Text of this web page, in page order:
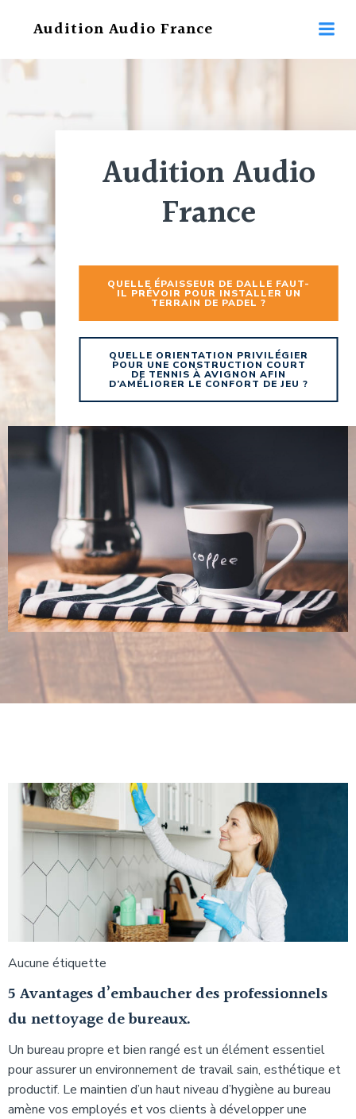
au
Audition Audio France
Audition Audio
France
QUELLE ÉPAISSEUR DE DALLE FAUT-
IL PRÉVOIR POUR INSTALLER UN
TERRAIN DE PADEL ?
QUELLE ORIENTATION PRIVILÉGIER
POUR UNE CONSTRUCTION COURT
DE TENNIS À AVIGNON AFIN
D’AMÉLIORER LE CONFORT DE JEU ?
Aucune étiquette
5 Avantages d’embaucher des professionnels
du nettoyage de bureaux.
Un bureau propre et bien rangé est un élément essentiel
pour assurer un environnement de travail sain, esthétique et
productif. Le maintien d’un haut niveau d’hygiène au bureau
amène vos employés et vos clients à développer une